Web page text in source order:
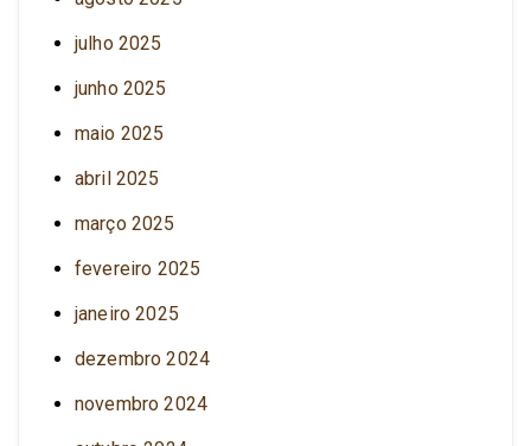
julho 2025
junho 2025
maio 2025
abril 2025
março 2025
fevereiro 2025
janeiro 2025
dezembro 2024
novembro 2024